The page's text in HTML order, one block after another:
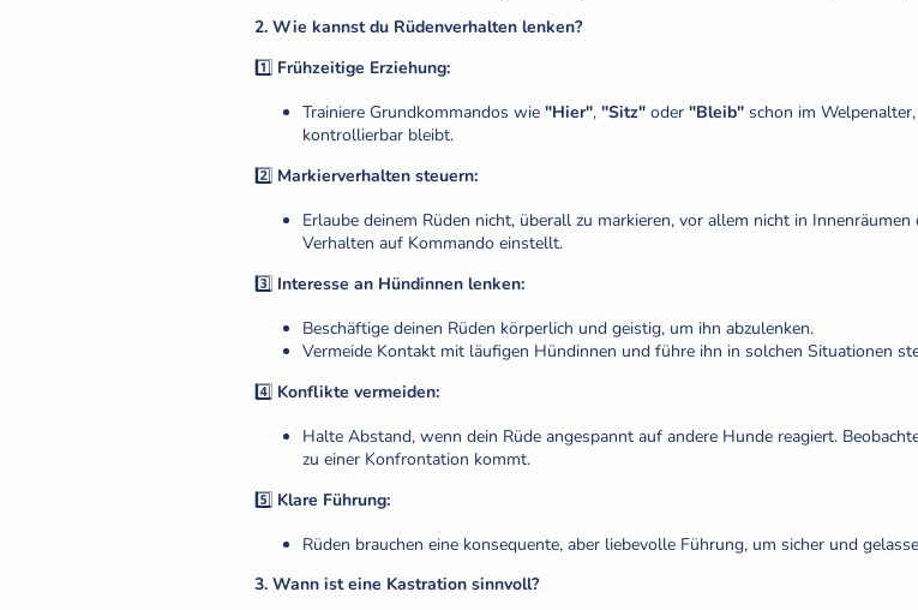
2. Wie kannst du Rüdenverhalten lenken?
1️⃣ Frühzeitige Erziehung:
Trainiere Grundkommandos wie "Hier", "Sitz" oder "Bleib" schon im
kontrollierbar bleibt.
2️⃣ Markierverhalten steuern:
Erlaube deinem Rüden nicht, überall zu markieren, vor allem nicht in
Verhalten auf Kommando einstellt.
3️⃣ Interesse an Hündinnen lenken:
Beschäftige deinen Rüden körperlich und geistig, um ihn abzulenken.
Vermeide Kontakt mit läufigen Hündinnen und führe ihn in solchen Situationen
4️⃣ Konflikte vermeiden:
Halte Abstand, wenn dein Rüde angespannt auf andere Hunde reagiert.
zu einer Konfrontation kommt.
5️⃣ Klare Führung:
Rüden brauchen eine konsequente, aber liebevolle Führung, um sicher und
3. Wann ist eine Kastration sinnvoll?